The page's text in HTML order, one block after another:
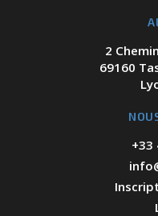
2
69160
+33